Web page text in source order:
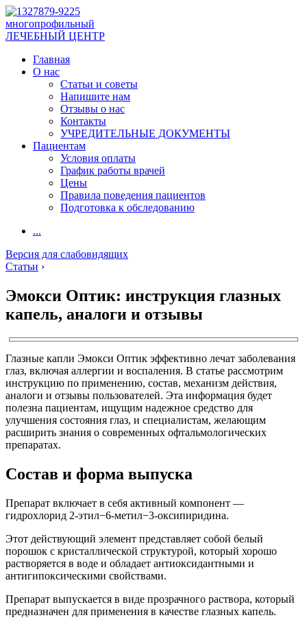
многопрофильный
ЛЕЧЕБНЫЙ ЦЕНТР
Главная
О нас
Статьи и советы
Напишите нам
Отзывы о нас
Контакты
УЧРЕДИТЕЛЬНЫЕ ДОКУМЕНТЫ
Пациентам
Условия оплаты
График работы врачей
Цены
Правила поведения пациентов
Подготовка к обследованию
...
Версия для слабовидящих
Статьи ›
Эмокси Оптик: инструкция глазных
капель, аналоги и отзывы
Глазные капли Эмокси Оптик эффективно лечат заболевания
глаз, включая аллергии и воспаления. В статье рассмотрим
инструкцию по применению, состав, механизм действия,
аналоги и отзывы пользователей. Эта информация будет
полезна пациентам, ищущим надежное средство для
улучшения состояния глаз, и специалистам, желающим
расширить знания о современных офтальмологических
препаратах.
Состав и форма выпуска
Препарат включает в себя активный компонент —
гидрохлорид 2-этил−6-метил−3-оксипиридина.
Этот действующий элемент представляет собой белый
порошок с кристаллической структурой, который хорошо
растворяется в воде и обладает антиоксидантными и
антигипоксическими свойствами.
Препарат выпускается в виде прозрачного раствора, который
предназначен для применения в качестве глазных капель.